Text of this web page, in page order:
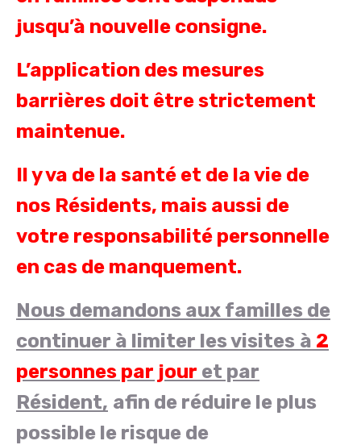
jusqu’à nouvelle consigne.
L’application des mesures
barrières doit être strictement
maintenue.
Il y va de la santé et de la vie de
nos Résidents, mais aussi de
votre responsabilité personnelle
en cas de manquement.
Nous demandons aux familles de
continuer à limiter les visites à 2
personnes par jour et par
Résident, afin de réduire le plus
possible le risque de